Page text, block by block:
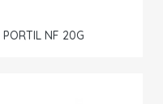
PORTIL NF 20G